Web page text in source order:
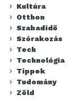
Kultúra
Otthon
Szabadidő
Szórakozás
Tech
Technológia
Tippek
Tudomány
Zöld